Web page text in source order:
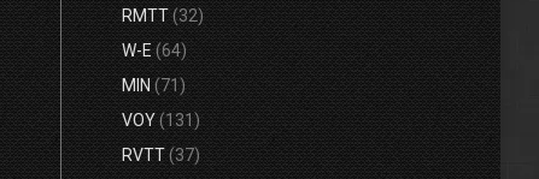
RMTT(32)
W-E (64)
MIN(71)
VOY(131)
RVTT(37)